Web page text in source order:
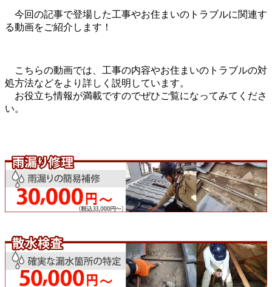
今回の記事で登場した工事やお住まいのトラブルに関連す
る動画をご紹介します！
こちらの動画では、工事の内容やお住まいのトラブルの対
処方法などをより詳しく説明しています。
お役立ち情報が満載ですのでぜひご覧になってみてくださ
い。